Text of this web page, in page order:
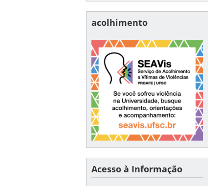
acolhimento
Acesso à Informação